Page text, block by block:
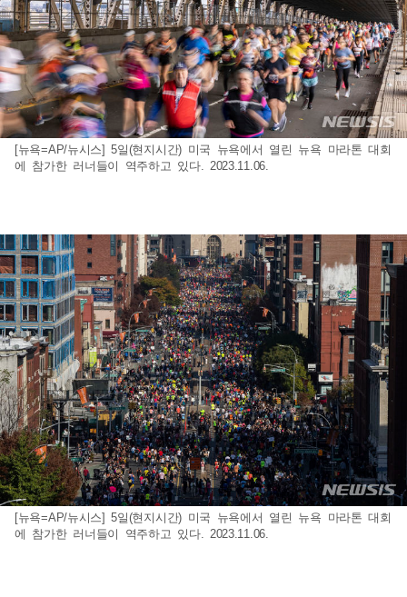
[뉴욕=AP/뉴시스] 5일(현지시간) 미국 뉴욕에서 열린 뉴욕 마라톤 대회
에 참가한 러너들이 역주하고 있다. 2023.11.06.
[뉴욕=AP/뉴시스] 5일(현지시간) 미국 뉴욕에서 열린 뉴욕 마라톤 대회
에 참가한 러너들이 역주하고 있다. 2023.11.06.